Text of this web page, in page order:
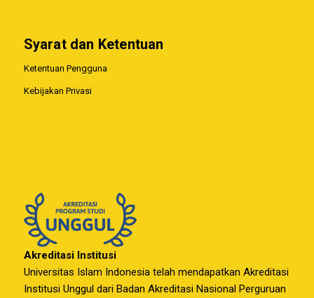
Syarat dan Ketentuan
Ketentuan Pengguna
Kebijakan Privasi
Akreditasi Institusi
Universitas Islam Indonesia telah mendapatkan Akreditasi
Institusi Unggul dari Badan Akreditasi Nasional Perguruan